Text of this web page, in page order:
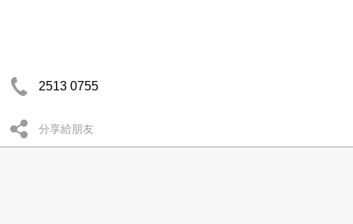
2513 0755
分享給朋友